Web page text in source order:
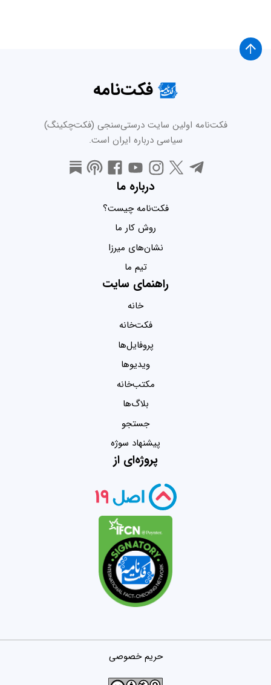
فکت‌نامه
فکت‌نامه اولین سایت درستی‌سنجی (فکت‌چکینگ)
سیاسی درباره ایران است.
درباره ما
فکت‌نامه چیست؟
روش کار ما
نشان‌های میرزا
تیم ما
راهنمای سایت
خانه
فکت‌خانه
پروفایل‌ها
ویدیو‌ها
مکتب‌خانه
بلاگ‌ها
جستجو
پیشنهاد سوژه
پروژه‌ای از
حریم خصوصی